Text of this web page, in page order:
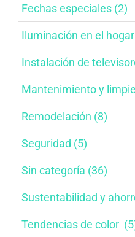
Fechas especiales​ (2)
Iluminación en el
Instalación de
Mantenimiento y
Remodelación​ (8)
Seguridad (5)
Sin categoría (36)
Sustentabilidad y
Tendencias de color